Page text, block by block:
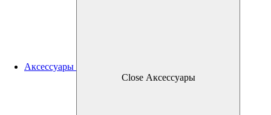
Аксессуары
Close Аксессуары